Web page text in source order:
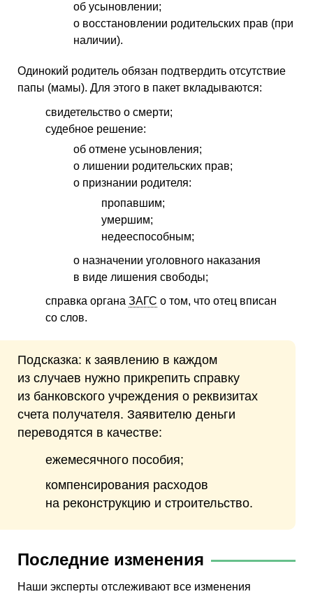
об усыновлении;
о восстановлении родительских прав (при
наличии).
Одинокий родитель обязан подтвердить отсутствие
папы (мамы). Для этого в пакет вкладываются:
свидетельство о смерти;
судебное решение:
об отмене усыновления;
о лишении родительских прав;
о признании родителя:
пропавшим;
умершим;
недееспособным;
о назначении уголовного наказания
в виде лишения свободы;
справка органа ЗАГС о том, что отец вписан
со слов.
Подсказка: к заявлению в каждом
из случаев нужно прикрепить справку
из банковского учреждения о реквизитах
счета получателя. Заявителю деньги
переводятся в качестве:
ежемесячного пособия;
компенсирования расходов
на реконструкцию и строительство.
Последние изменения
Наши эксперты отслеживают все изменения